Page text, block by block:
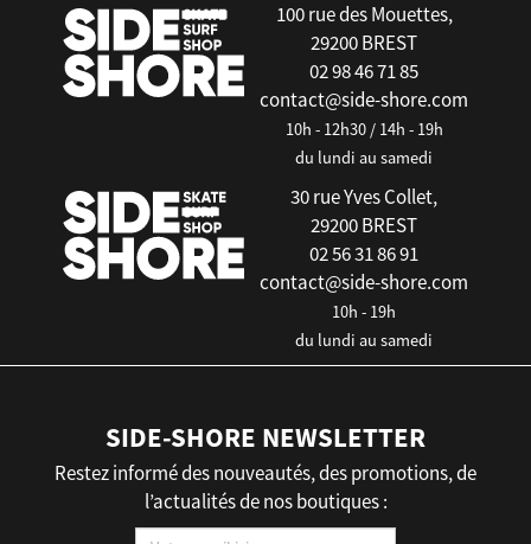
100 rue des Mouettes,
29200 BREST
02 98 46 71 85
contact@side-shore.com
10h - 12h30 / 14h - 19h
du lundi au samedi
30 rue Yves Collet,
29200 BREST
02 56 31 86 91
contact@side-shore.com
10h - 19h
du lundi au samedi
SIDE-SHORE NEWSLETTER
Restez informé des nouveautés, des promotions, de
l’actualités de nos boutiques :